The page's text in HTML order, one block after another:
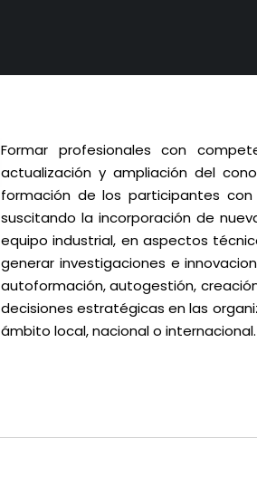
Formar profesionales con
actualización y ampliación del
formación de los participantes
suscitando la incorporación de
equipo industrial, en aspectos
generar investigaciones e
autoformación, autogestión,
decisiones estratégicas en las
ámbito local, nacional o internacional.